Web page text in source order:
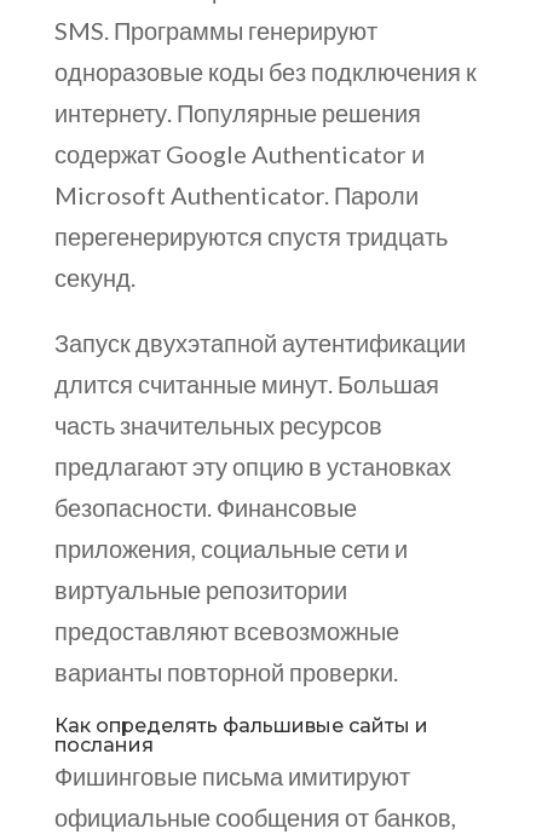
SMS. Программы генерируют
одноразовые коды без подключения к
интернету. Популярные решения
содержат Google Authenticator и
Microsoft Authenticator. Пароли
перегенерируются спустя тридцать
секунд.
Запуск двухэтапной аутентификации
длится считанные минут. Большая
часть значительных ресурсов
предлагают эту опцию в установках
безопасности. Финансовые
приложения, социальные сети и
виртуальные репозитории
предоставляют всевозможные
варианты повторной проверки.
Как определять фальшивые сайты и
послания
Фишинговые письма имитируют
официальные сообщения от банков,